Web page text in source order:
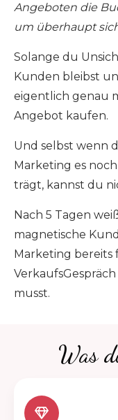
Angeboten die
um überhaupt
Solange du
Kunden bleibst
eigentlich genau
Angebot kaufen.
Und selbst wenn
Marketing es
trägt, kannst du
Nach 5 Tagen
magnetische
Marketing bereits
musst.
Was